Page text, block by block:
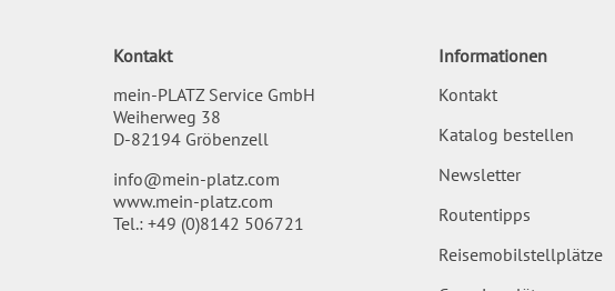
Kontakt
mein-PLATZ Service GmbH
Weiherweg 38
D-82194 Gröbenzell
info@mein-platz.com
www.mein-platz.com
Tel.: +49 (0)8142 506721
Informationen
Kontakt
Katalog bestellen
Newsletter
Routentipps
Reisemobilstellplätze